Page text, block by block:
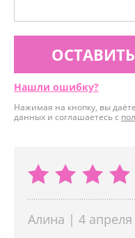
Нашли ошибку?
Нажимая на кнопку, вы
данных и соглашаетесь с
Алина | 4